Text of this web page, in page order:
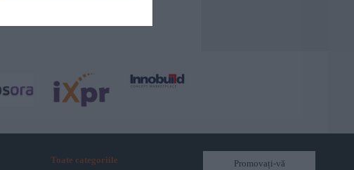
Toate categoriile
Promovați-vă